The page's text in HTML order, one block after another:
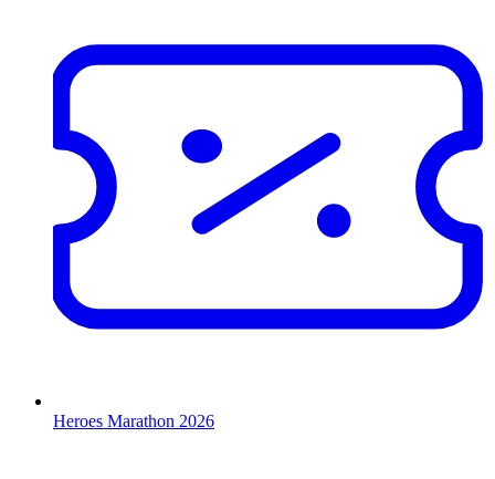
Heroes Marathon 2026